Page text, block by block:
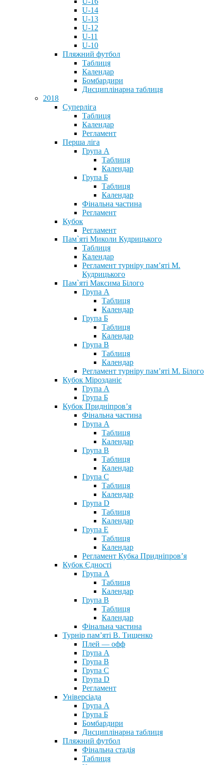
U-14
U-13
U-12
U-11
U-10
Пляжний футбол
Таблиця
Календар
Бомбардири
Дисциплінарна таблиця
2018
Суперліга
Таблиця
Календар
Регламент
Перша ліга
Група А
Таблиця
Календар
Група Б
Таблиця
Календар
Фінальна частина
Регламент
Кубок
Регламент
Пам`яті Миколи Кудрицького
Таблиця
Календар
Регламент турніру пам’яті М.
Кудрицького
Пам`яті Максима Білого
Група А
Таблиця
Календар
Група Б
Таблиця
Календар
Група В
Таблиця
Календар
Регламент турніру пам’яті М. Білого
Кубок Мірозданіє
Група А
Група Б
Кубок Придніпров’я
Фінальна частина
Група А
Таблиця
Календар
Група В
Таблиця
Календар
Група С
Таблиця
Календар
Група D
Таблиця
Календар
Група Е
Таблиця
Календар
Регламент Кубка Придніпров’я
Кубок Єдності
Група А
Таблиця
Календар
Група В
Таблиця
Календар
Фінальна частина
Турнір пам’яті В. Тищенко
Плей — офф
Група А
Група B
Група С
Група D
Регламент
Універсіада
Група А
Група Б
Бомбардири
Дисциплінарна таблиця
Пляжний футбол
Фінальна стадія
Таблиця